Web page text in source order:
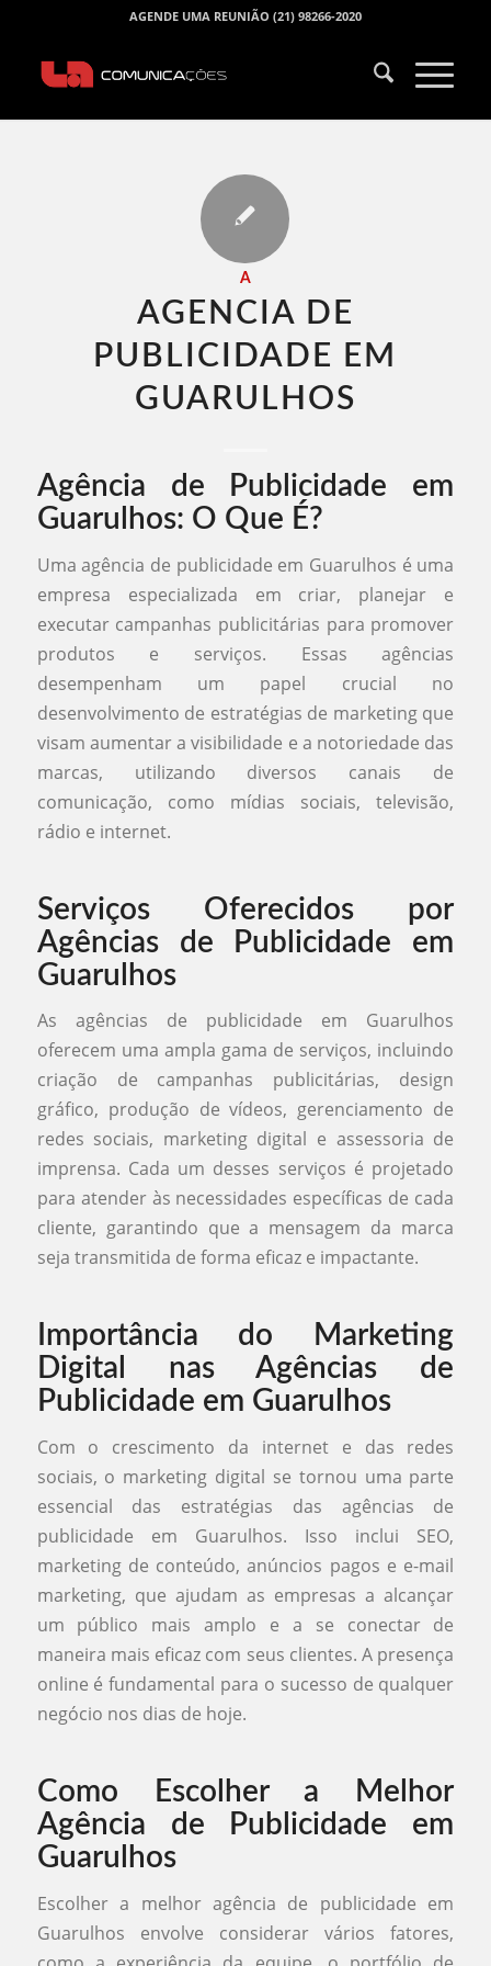
AGENDE UMA REUNIÃO (21) 98266-2020
A
AGENCIA DE
PUBLICIDADE EM
GUARULHOS​
Agência de Publicidade em
Guarulhos: O Que É?
Uma agência de publicidade em Guarulhos é uma
empresa especializada em criar, planejar e
executar campanhas publicitárias para promover
produtos e serviços. Essas agências
desempenham um papel crucial no
desenvolvimento de estratégias de marketing que
visam aumentar a visibilidade e a notoriedade das
marcas, utilizando diversos canais de
comunicação, como mídias sociais, televisão,
rádio e internet.
Serviços Oferecidos por
Agências de Publicidade em
Guarulhos
As agências de publicidade em Guarulhos
oferecem uma ampla gama de serviços, incluindo
criação de campanhas publicitárias, design
gráfico, produção de vídeos, gerenciamento de
redes sociais, marketing digital e assessoria de
imprensa. Cada um desses serviços é projetado
para atender às necessidades específicas de cada
cliente, garantindo que a mensagem da marca
seja transmitida de forma eficaz e impactante.
Importância do Marketing
Digital nas Agências de
Publicidade em Guarulhos
Com o crescimento da internet e das redes
sociais, o marketing digital se tornou uma parte
essencial das estratégias das agências de
publicidade em Guarulhos. Isso inclui SEO,
marketing de conteúdo, anúncios pagos e e-mail
marketing, que ajudam as empresas a alcançar
um público mais amplo e a se conectar de
maneira mais eficaz com seus clientes. A presença
online é fundamental para o sucesso de qualquer
negócio nos dias de hoje.
Como Escolher a Melhor
Agência de Publicidade em
Guarulhos
Escolher a melhor agência de publicidade em
Guarulhos envolve considerar vários fatores,